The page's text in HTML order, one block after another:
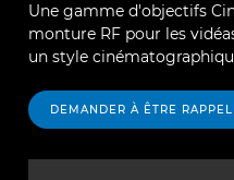
Une gamme d'objectifs
monture RF pour les
un style
DEMANDER À ÊTRE